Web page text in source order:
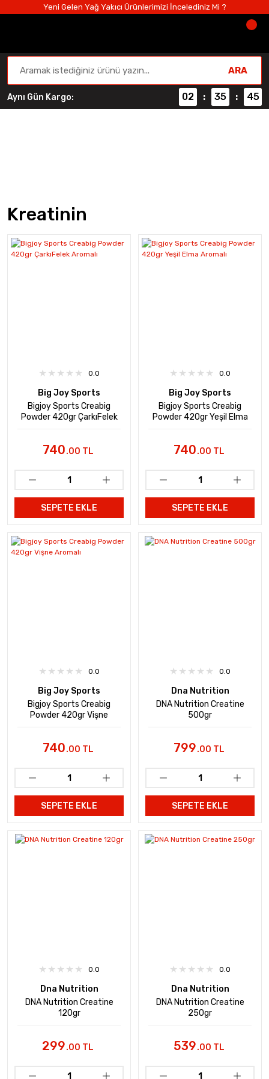
Yeni Gelen Yağ Yakıcı Ürünlerimizi İncelediniz Mi ?
ARA
Aynı Gün Kargo: 02 : 35 : 45
Kreatinin
0.0
Big Joy Sports
Bigjoy Sports Creabig
Powder 420gr ÇarkıFelek
740.00 TL
SEPETE EKLE
0.0
Big Joy Sports
Bigjoy Sports Creabig
Powder 420gr Yeşil Elma
740.00 TL
SEPETE EKLE
0.0
Big Joy Sports
Bigjoy Sports Creabig
Powder 420gr Vişne
740.00 TL
SEPETE EKLE
0.0
Dna Nutrition
DNA Nutrition Creatine
500gr
799.00 TL
SEPETE EKLE
0.0
Dna Nutrition
DNA Nutrition Creatine
120gr
299.00 TL
0.0
Dna Nutrition
DNA Nutrition Creatine
250gr
539.00 TL